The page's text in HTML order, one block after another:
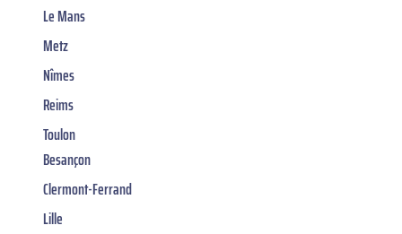
Le Mans
Metz
Nîmes
Reims
Toulon
Besançon
Clermont-Ferrand
Lille